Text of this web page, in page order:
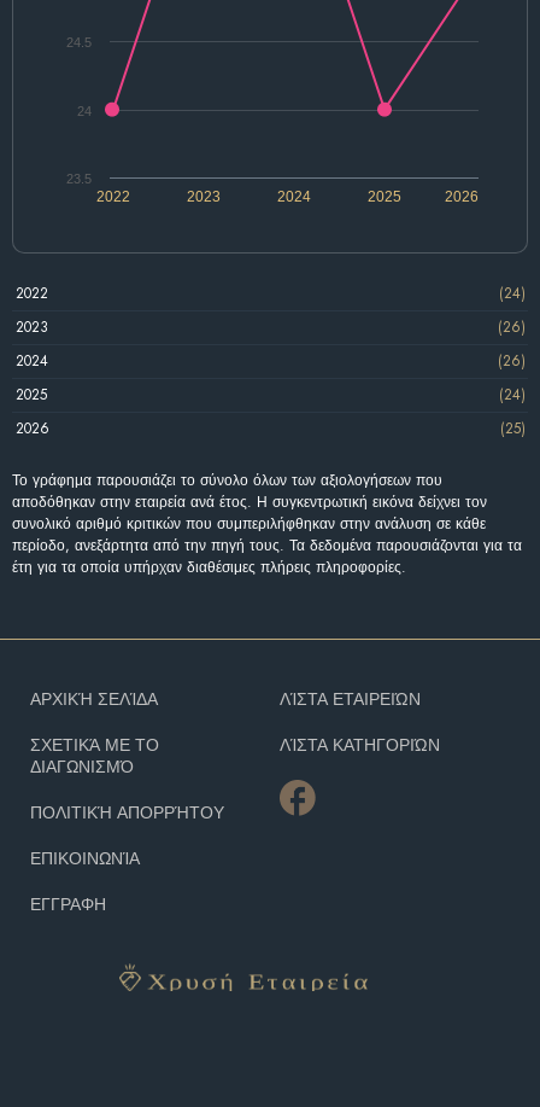
2025
2022 2023 2024 2026
23.5
24
24.5
2022
(24)
2023
(26)
2024
(26)
2025
(24)
2026
(25)
Το γράφημα παρουσιάζει το σύνολο όλων των αξιολογήσεων που
αποδόθηκαν στην εταιρεία ανά έτος. Η συγκεντρωτική εικόνα δείχνει τον
συνολικό αριθμό κριτικών που συμπεριλήφθηκαν στην ανάλυση σε κάθε
περίοδο, ανεξάρτητα από την πηγή τους. Τα δεδομένα παρουσιάζονται για τα
έτη για τα οποία υπήρχαν διαθέσιμες πλήρεις πληροφορίες.
ΑΡΧΙΚΉ ΣΕΛΊΔΑ
ΣΧΕΤΙΚΆ ΜΕ ΤΟ
ΔΙΑΓΩΝΙΣΜΌ
ΠΟΛΙΤΙΚΉ ΑΠΟΡΡΉΤΟΥ
ΕΠΙΚΟΙΝΩΝΊΑ
ΕΓΓΡΑΦΗ
ΛΊΣΤΑ ΕΤΑΙΡΕΙΏΝ
ΛΊΣΤΑ ΚΑΤΗΓΟΡΙΏΝ